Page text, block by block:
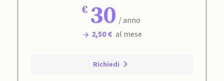
30 / anno
2,50 € al mese
Richiedi